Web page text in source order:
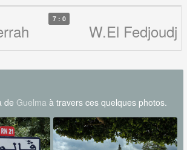
7 : 0
W.El Fedjoudj
de Guelma à travers ces quelques photos.